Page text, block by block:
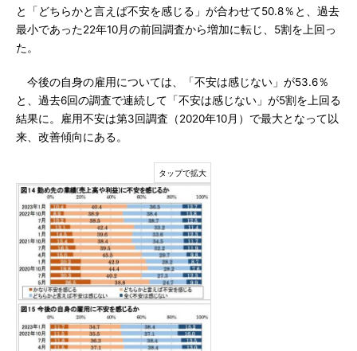
と「どちらかと言えば不安を感じる」が合わせて50.8％と、過去
最小であった22年10月の前回調査から増加に転じ、5割を上回っ
た。
今後の自身の雇用については、「不安は感じない」が53.6％
と、過去6回の調査で連続して「不安は感じない」が5割を上回る
結果に。雇用不安は第3回調査（2020年10月）で最大となって以
来、改善傾向にある。